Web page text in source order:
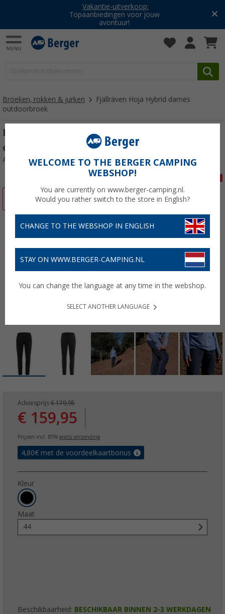
Vakantie-uitverkoop:
Topaanbiedingen voor jouw
avontuur!
Broeken, rokken & jurken
Fjällräven Hoja Hybrid dames
outdoorbroek
Fjällräven Hoja Hybrid dames
outdoorbroek
Artikelnr: 87966344
-11%
Adviesprijs € 179,95
€ 159,95
Prijzen incl. BTW gratis verzending
4,80€ met de voordeelkaartbonus
Kleur
Maat
44
Beschikbaarheid: BESCHIKBAAR BINNEN 2-3 WERKDAGEN
WELCOME TO THE BERGER CAMPING
WEBSHOP!
You are currently on www.berger-camping.nl.
Would you rather switch to the store in English?
CHANGE TO THE WEBSHOP IN ENGLISH
STAY ON WWW.BERGER-CAMPING.NL
You can change the language at any time in the webshop.
SELECT ANOTHER LANGUAGE